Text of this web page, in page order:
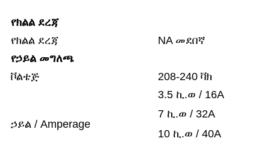
የክልል ደረጃ
የክልል ደረጃ
NA መደበኛ
የኃይል መግለጫ
ቮልቴጅ
208-240 ቫክ
ኃይል / Amperage
3.5 ኪ.ወ / 16A
7 ኪ.ወ / 32A
10 ኪ.ወ / 40A